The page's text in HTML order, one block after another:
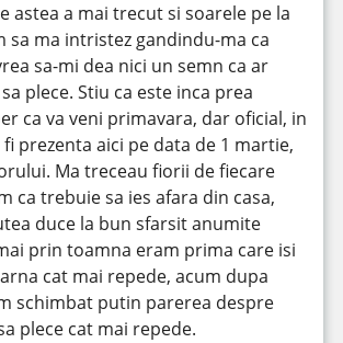
astea a mai trecut si soarele pe la
sa ma intristez gandindu-ma ca
sa-mi dea nici un semn ca ar
plece. Stiu ca este inca prea
ca va veni primavara, dar oficial, in
prezenta aici pe data de 1 martie,
Ma treceau fiorii de fiecare
ca trebuie sa ies afara din casa,
duce la bun sfarsit anumite
prin toamna eram prima care isi
cat mai repede, acum dupa
schimbat putin parerea despre
plece cat mai repede.